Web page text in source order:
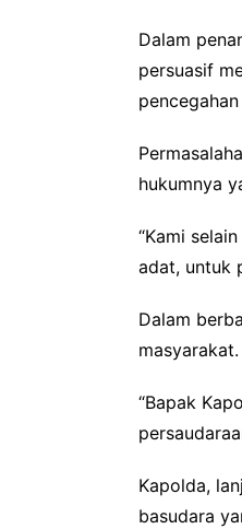
Dalam
persuasif
hukumnya
“Kami
adat, untuk
Dalam
“Bapak
Kapolda,
basudara